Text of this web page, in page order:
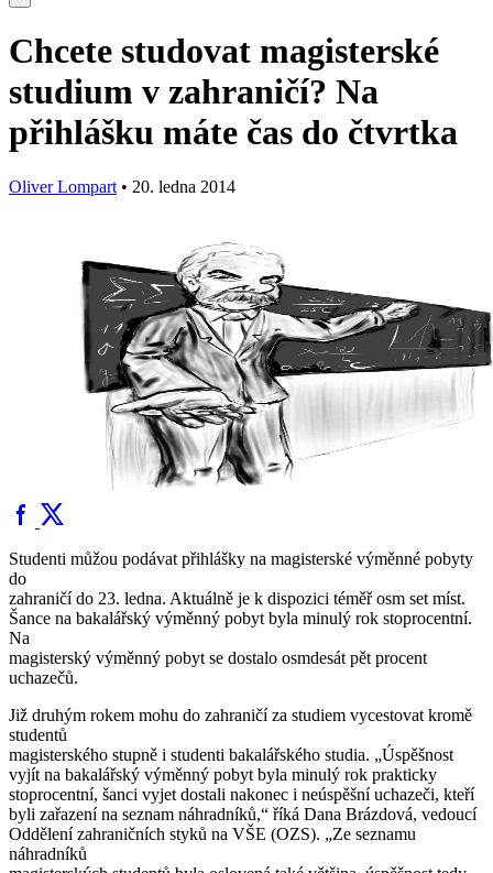
Chcete studovat magisterské
studium v zahraničí? Na
přihlášku máte čas do čtvrtka
Oliver Lompart • 20. ledna 2014
Studenti můžou podávat přihlášky na magisterské výměnné pobyty
do
zahraničí do 23. ledna. Aktuálně je k dispozici téměř osm set míst.
Šance na bakalářský výměnný pobyt byla minulý rok stoprocentní.
Na
magisterský výměnný pobyt se dostalo osmdesát pět procent
uchazečů.
Již druhým rokem mohu do zahraničí za studiem vycestovat kromě
studentů
magisterského stupně i studenti bakalářského studia. „Úspěšnost
vyjít na bakalářský výměnný pobyt byla minulý rok prakticky
stoprocentní, šanci vyjet dostali nakonec i neúspěšní uchazeči, kteří
byli zařazení na seznam náhradníků,“ říká Dana Brázdová, vedoucí
Oddělení zahraničních styků na VŠE (OZS). „Ze seznamu
náhradníků